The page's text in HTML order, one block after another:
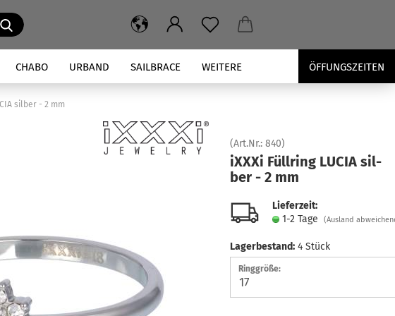
CHABO URBAND SAILBRACE ÖFFUNGSZEITEN
WEITERE
silber - 2 mm
(Art.Nr.: 840)
iXXXi Füll­ring LUCIA sil­
ber - 2 mm
Lieferzeit:
1-2 Tage
(Ausland
Lagerbestand: 4 Stück
Ringgröße: